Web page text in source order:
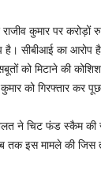
कुमार पर करोड़ों
है। सीबीआई का आरोप
को मिटाने की
को गिरफ्तार कर
ने चिट फंड स्कैम
तक इस मामले की